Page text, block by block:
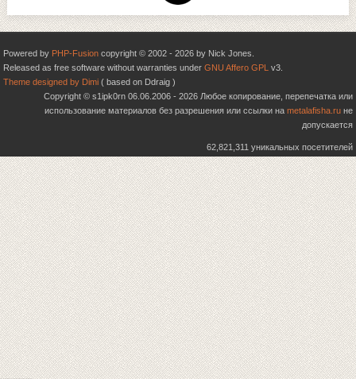
Powered by PHP-Fusion copyright © 2002 - 2026 by Nick Jones.
Released as free software without warranties under GNU Affero GPL v3.
Theme designed by Dimi ( based on Ddraig )
Copyright © s1ipk0rn 06.06.2006 - 2026 Любое копирование, перепечатка или
использование материалов без разрешения или ссылки на metalafisha.ru не
допускается
62,821,311 уникальных посетителей